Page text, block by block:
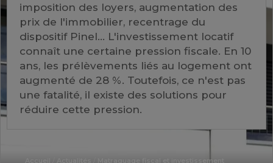
imposition des loyers, augmentation des
prix de l'immobilier, recentrage du
dispositif Pinel... L'investissement locatif
connaît une certaine pression fiscale. En 10
ans, les prélèvements liés au logement ont
augmenté de 28 %. Toutefois, ce n'est pas
une fatalité, il existe des solutions pour
réduire cette pression.
Matraquage fiscal et investissement